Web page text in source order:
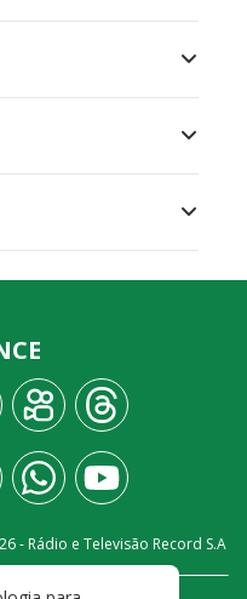
- Rádio e Televisão Record S.A